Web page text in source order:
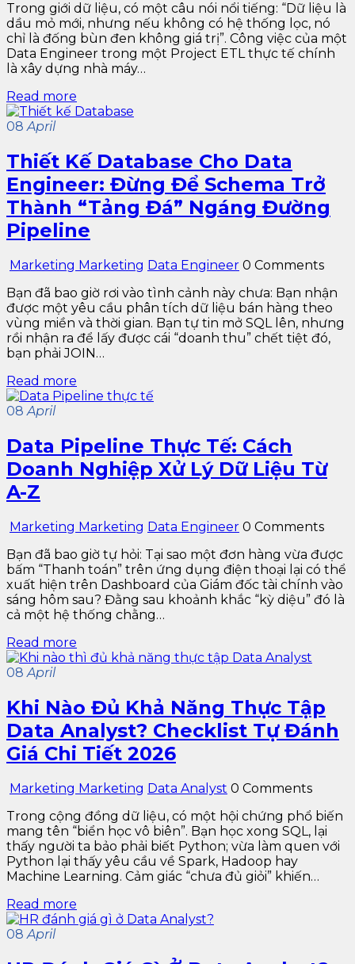
Trong giới dữ liệu, có một câu nói nổi tiếng: “Dữ liệu là
dầu mỏ mới, nhưng nếu không có hệ thống lọc, nó
chỉ là đống bùn đen không giá trị”. Công việc của một
Data Engineer trong một Project ETL thực tế chính
là xây dựng nhà máy…
Read more
08April
Thiết Kế Database Cho Data
Engineer: Đừng Để Schema Trở
Thành “Tảng Đá” Ngáng Đường
Pipeline
Marketing Marketing Data Engineer 0 Comments
Bạn đã bao giờ rơi vào tình cảnh này chưa: Bạn nhận
được một yêu cầu phân tích dữ liệu bán hàng theo
vùng miền và thời gian. Bạn tự tin mở SQL lên, nhưng
rồi nhận ra để lấy được cái “doanh thu” chết tiệt đó,
bạn phải JOIN…
Read more
08April
Data Pipeline Thực Tế: Cách
Doanh Nghiệp Xử Lý Dữ Liệu Từ
A-Z
Marketing Marketing Data Engineer 0 Comments
Bạn đã bao giờ tự hỏi: Tại sao một đơn hàng vừa được
bấm “Thanh toán” trên ứng dụng điện thoại lại có thể
xuất hiện trên Dashboard của Giám đốc tài chính vào
sáng hôm sau? Đằng sau khoảnh khắc “kỳ diệu” đó là
cả một hệ thống chằng…
Read more
08April
Khi Nào Đủ Khả Năng Thực Tập
Data Analyst? Checklist Tự Đánh
Giá Chi Tiết 2026
Marketing Marketing Data Analyst 0 Comments
Trong cộng đồng dữ liệu, có một hội chứng phổ biến
mang tên “biển học vô biên”. Bạn học xong SQL, lại
thấy người ta bảo phải biết Python; vừa làm quen với
Python lại thấy yêu cầu về Spark, Hadoop hay
Machine Learning. Cảm giác “chưa đủ giỏi” khiến…
Read more
08April